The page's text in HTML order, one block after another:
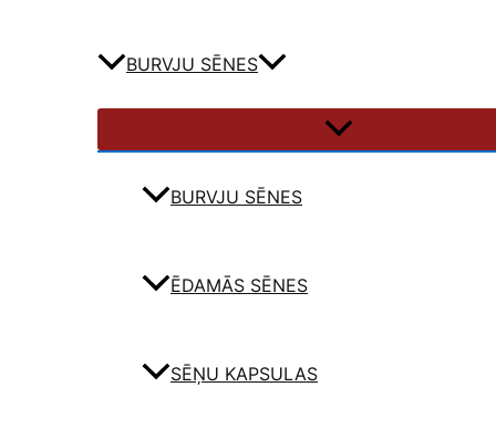
BURVJU SĒNES
BURVJU SĒNES
ĒDAMĀS SĒNES
SĒŅU KAPSULAS